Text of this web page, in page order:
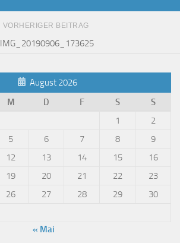
VORHERIGER BEITRAG
IMG_20190906_173625
August 2026
M D F S
S
1
2
5 6 7 8
9
12 13 14 15
16
19 20 21 22
23
26 27 28 29
30
« Mai